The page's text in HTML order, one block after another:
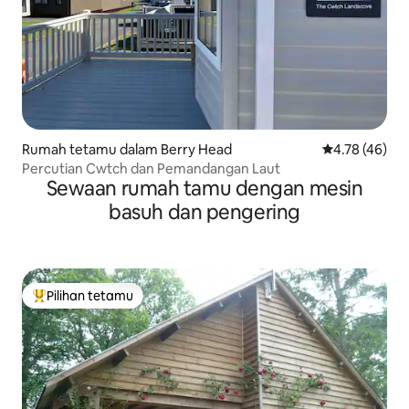
Rumah tetamu dalam Berry Head Penarafan
4.78 (46)
Percutian Cwtch dan Pemandangan Laut
Sewaan rumah tamu dengan mesin
basuh dan pengering
Pilihan utama tetamu
Pilihan tetamu